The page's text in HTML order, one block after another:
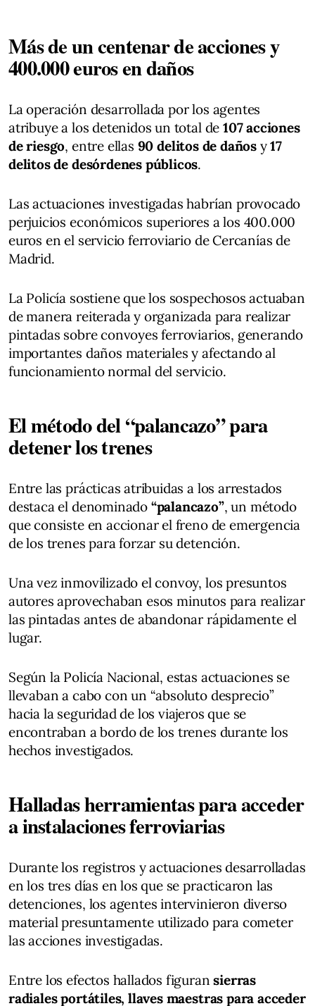
Más de un centenar de acciones y
400.000 euros en daños
La operación desarrollada por los agentes
atribuye a los detenidos un total de 107 acciones
de riesgo, entre ellas 90 delitos de daños y17
delitos de desórdenes públicos.
Las actuaciones investigadas habrían provocado
perjuicios económicos superiores a los 400.000
euros en el servicio ferroviario de Cercanías de
Madrid.
La Policía sostiene que los sospechosos actuaban
de manera reiterada y organizada para realizar
pintadas sobre convoyes ferroviarios, generando
importantes daños materiales y afectando al
funcionamiento normal del servicio.
El método del “palancazo” para
detener los trenes
Entre las prácticas atribuidas a los arrestados
destaca el denominado “palancazo”, un método
que consiste en accionar el freno de emergencia
de los trenes para forzar su detención.
Una vez inmovilizado el convoy, los presuntos
autores aprovechaban esos minutos para realizar
las pintadas antes de abandonar rápidamente el
lugar.
Según la Policía Nacional, estas actuaciones se
llevaban a cabo con un “absoluto desprecio”
hacia la seguridad de los viajeros que se
encontraban a bordo de los trenes durante los
hechos investigados.
Halladas herramientas para acceder
a instalaciones ferroviarias
Durante los registros y actuaciones desarrolladas
en los tres días en los que se practicaron las
detenciones, los agentes intervinieron diverso
material presuntamente utilizado para cometer
las acciones investigadas.
Entre los efectos hallados figuransierras
radiales portátiles, llaves maestras para acceder